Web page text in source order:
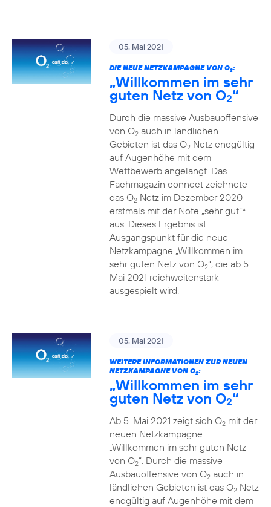
05. Mai 2021
DIE NEUE NETZKAMPAGNE VON O2:
„Willkommen im sehr
guten Netz von O2“
Durch die massive Ausbauoffensive
von O2auch in ländlichen
Gebieten ist das O2Netz endgültig
auf Augenhöhe mit dem
Wettbewerb angelangt. Das
Fachmagazin connect zeichnete
das O2Netz im Dezember 2020
erstmals mit der Note „sehr gut“*
aus. Dieses Ergebnis ist
Ausgangspunkt für die neue
Netzkampagne „Willkommen im
sehr guten Netz von O2“, die ab 5.
Mai 2021 reichweitenstark
ausgespielt wird.
05. Mai 2021
WEITERE INFORMATIONEN ZUR NEUEN
NETZKAMPAGNE VON O2:
„Willkommen im sehr
guten Netz von O2“
Ab 5. Mai 2021 zeigt sich O2mit der
neuen Netzkampagne
„Willkommen im sehr guten Netz
von O2“. Durch die massive
Ausbauoffensive von O2auch in
ländlichen Gebieten ist das O2Netz
endgültig auf Augenhöhe mit dem